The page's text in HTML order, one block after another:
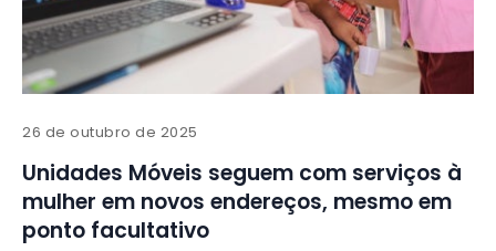
26 de outubro de 2025
Unidades Móveis seguem com serviços à
mulher em novos endereços, mesmo em
ponto facultativo